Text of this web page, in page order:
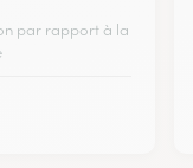
par rapport à la